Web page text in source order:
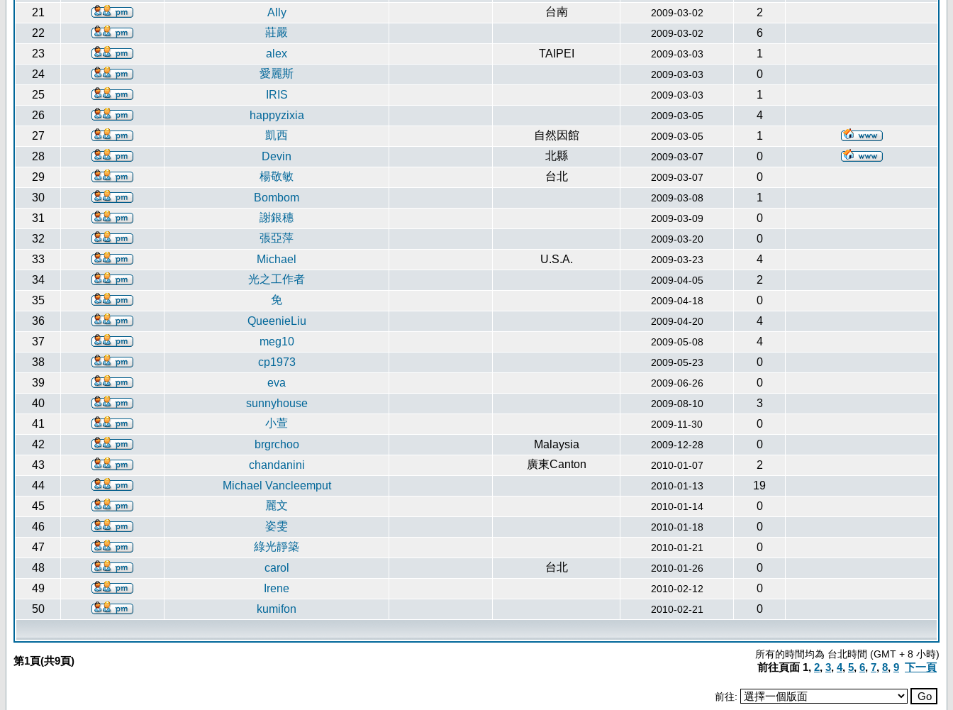
21
Ally 台南 2009-03-02
2
22
莊嚴 2009-03-02
6
23
alex TAIPEI 2009-03-03
1
24
愛麗斯 2009-03-03
0
25
IRIS 2009-03-03
1
26
happyzixia 2009-03-05
4
27
凱西 自然因館 2009-03-05
1
28
Devin 北縣 2009-03-07
0
29
楊敬敏 台北 2009-03-07
0
30
Bombom 2009-03-08
1
31
謝銀穗 2009-03-09
0
32
張亞萍 2009-03-20
0
33
Michael U.S.A. 2009-03-23
4
34
光之工作者 2009-04-05
2
35
免 2009-04-18
0
36
QueenieLiu 2009-04-20
4
37
meg10 2009-05-08
4
38
cp1973 2009-05-23
0
39
eva 2009-06-26
0
40
sunnyhouse 2009-08-10
3
41
小萱 2009-11-30
0
42
brgrchoo Malaysia 2009-12-28
0
43
chandanini 廣東Canton 2010-01-07
2
44
Michael Vancleemput 2010-01-13
19
45
麗文 2010-01-14
0
46
姿雯 2010-01-18
0
47
綠光靜築 2010-01-21
0
48
carol 台北 2010-01-26
0
49
Irene 2010-02-12
0
50
kumifon 2010-02-21 0
第1頁(共9頁)
所有的時間均為 台北時間 (GMT + 8 小時)
前往頁面 1, 2, 3, 4, 5, 6, 7, 8, 9 下一頁
前往: